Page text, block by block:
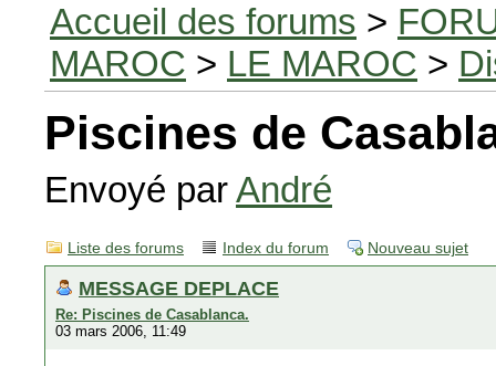
Accueil des forums >
MAROC > LE MAROC >
Piscines de
Envoyé parAndré
Liste des forums Index du forum Nouveau sujet
MESSAGE DEPLACE
Re: Piscines de Casablanca.
03 mars 2006, 11:49